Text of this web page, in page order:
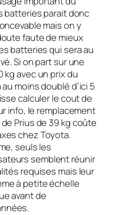
batteries parait donc
mais on y
faute de mieux
batteries qui sera au
Si on part sur une
kg avec un prix du
moins doublé d’ici 5
calculer le cout de
info, le remplacement
Prius de 39 kg coûte
chez Toyota.
seuls les
semblent réunir
requises mais leur
à petite échelle
avant de